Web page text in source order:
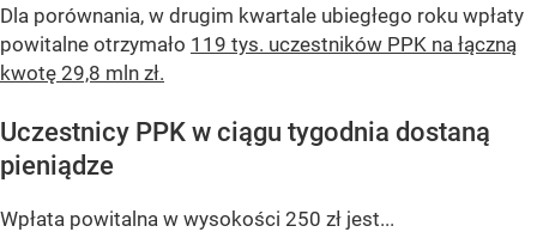
Dla porównania, w drugim kwartale ubiegłego roku wpłaty
powitalne otrzymało 119 tys. uczestników PPK na łączną
kwotę 29,8 mln zł.
Uczestnicy PPK w ciągu tygodnia dostaną
pieniądze
Wpłata powitalna w wysokości 250 zł jest...